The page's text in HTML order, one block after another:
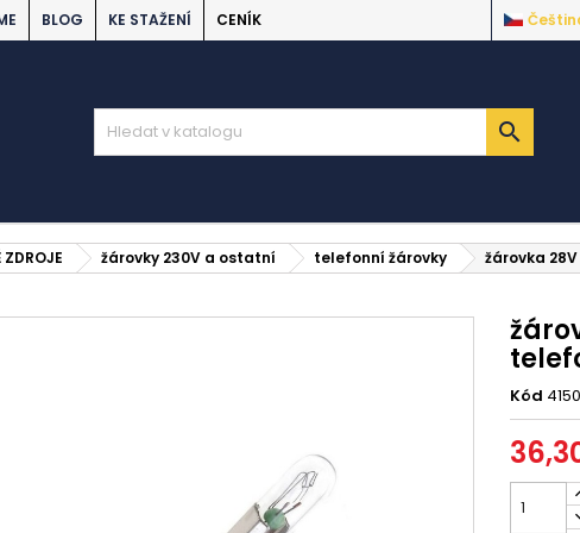
BLOG KE STAŽENÍ CENÍK

žárovky 230V a ostatní telefonní žárovky žárovka
Kód